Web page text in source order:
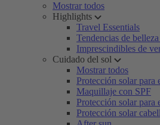
Mostrar todos
Highlights
Travel Essentials
Tendencias de
Imprescindibles de
Cuidado del sol
Mostrar todos
Protección solar para
Maquillaje con SPF
Protección solar para
Protección solar